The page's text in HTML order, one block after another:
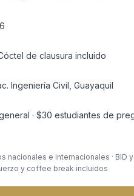
de clausura incluido
Ingeniería Civil, Guayaquil
· $30 estudiantes de
nacionales e internacionales · BID
y coffee break incluidos